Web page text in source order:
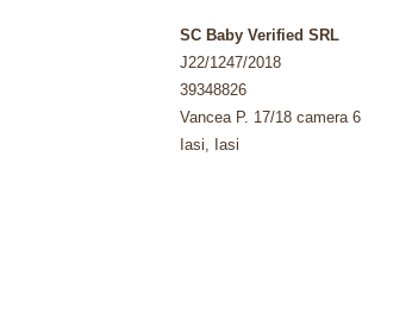
SC Baby Verified SRL
J22/1247/2018
39348826
Vancea P. 17/18 camera 6
Iasi, Iasi